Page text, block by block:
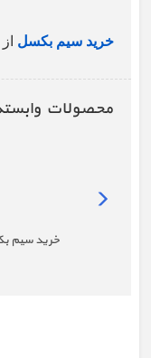
خرید سیم بکسل
محصولات
خرید سیم